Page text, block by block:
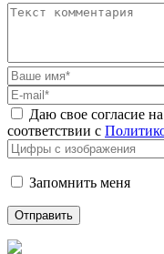
Даю свое согласие на
соответствии с
Запомнить меня